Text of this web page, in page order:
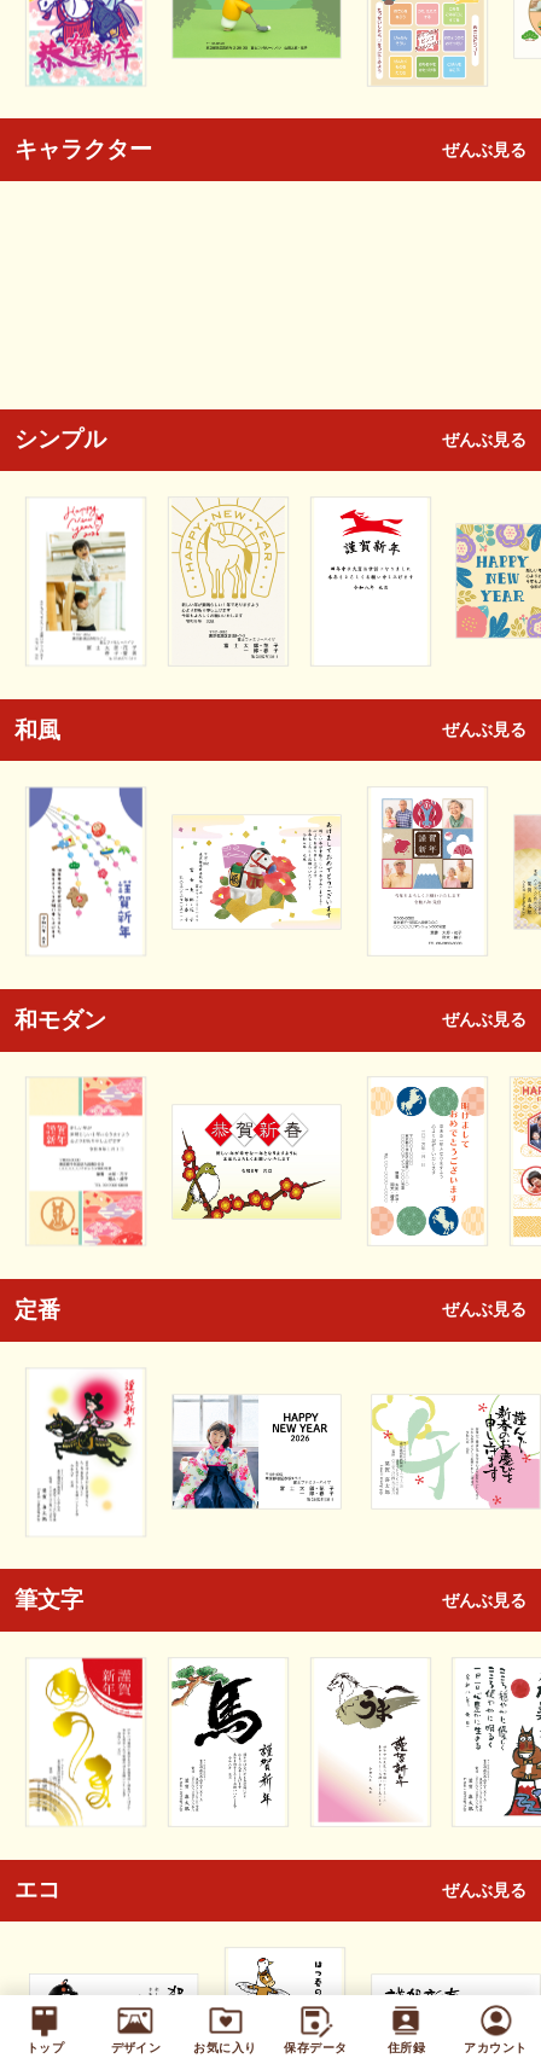
トップ デザイン お気に入り 保存データ 住所録 アカウント
キャラクター ぜんぶ見る
シンプル ぜんぶ見る
和風 ぜんぶ見る
和モダン ぜんぶ見る
定番 ぜんぶ見る
筆文字 ぜんぶ見る
エコ ぜんぶ見る